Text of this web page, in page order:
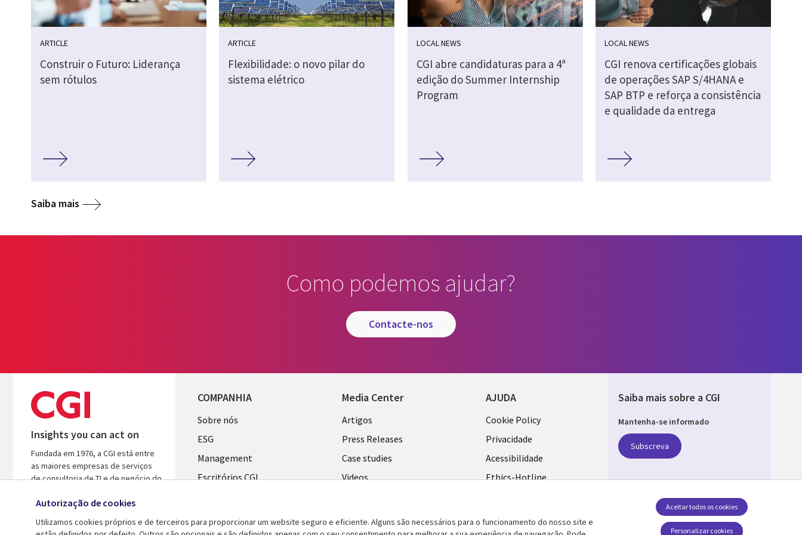
ARTICLE
Construir o Futuro: Liderança
sem rótulos
ARTICLE
Flexibilidade: o novo pilar do
sistema elétrico
LOCAL NEWS
CGI abre candidaturas para a 4ª
edição do Summer Internship
Program
LOCAL NEWS
CGI renova certificações globais
de operações SAP S/4HANA e
SAP BTP e reforça a consistência
e qualidade da entrega
Saiba mais
Como podemos ajudar?
contacte-nos
Insights you can act on
Fundada em 1976, a CGI está entre
as maiores empresas de serviços
de consultoria de TI e de negócio do
conhecimento e em resultados para
ajudar a acelerar o retorno dos seus
investimentos.
COMPANHIA
Useful
links
PORTUGAL
Sobre nós
ESG
Management
Escritórios CGI
Parceiros
Media Center
Library
Links
PORTUGAL
Artigos
Press Releases
Case studies
Videos
AJUDA
Legal
PORTUGAL
Cookie Policy
Privacidade
Acessibilidade
Ethics-Hotline
Cookies
Saiba mais sobre a CGI
Mantenha-se informado
Subscreva
Autorização de cookies
Utilizamos cookies próprios e de terceiros para proporcionar um website seguro e eficiente. Alguns são necessários para o funcionamento do nosso site e
Personalizar cookies
Aceitar todos os cookies